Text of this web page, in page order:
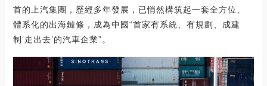
首的上汽集團，歷經多年發展，已悄然構筑起一套全方位、
體系化的出海鏈條，成為中國“首家有系統、有規劃、成建
制‘走出去’的汽車企業”。